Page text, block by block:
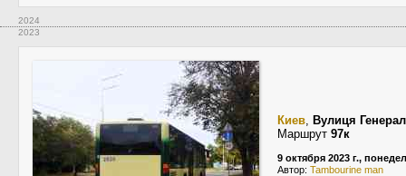
2024
2023
Киев, Вулиця
Маршрут 97к
9 октября 2023 г.,
Автор: Tambourine man